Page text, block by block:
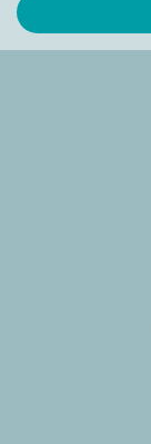
Ürün
Ürün fiyatı